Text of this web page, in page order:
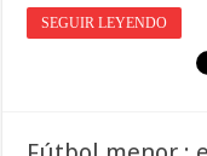
SEGUIR LEYENDO